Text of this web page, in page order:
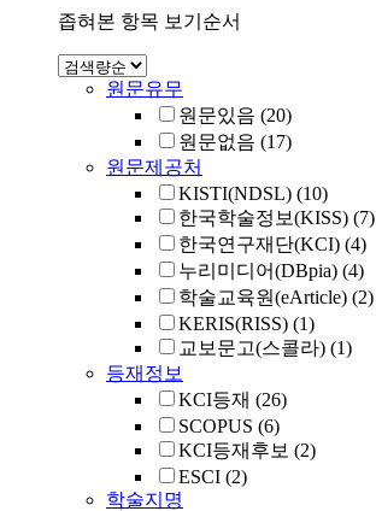
좁혀본 항목 보기순서
원문유무
원문있음 (20)
원문없음 (17)
원문제공처
KISTI(NDSL) (10)
한국학술정보(KISS) (7)
한국연구재단(KCI) (4)
누리미디어(DBpia) (4)
학술교육원(eArticle) (2)
KERIS(RISS) (1)
교보문고(스콜라) (1)
등재정보
KCI등재 (26)
SCOPUS (6)
KCI등재후보 (2)
ESCI (2)
학술지명